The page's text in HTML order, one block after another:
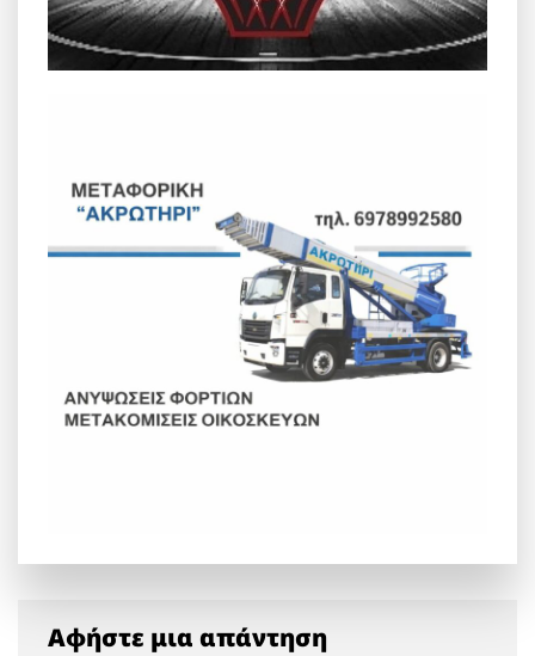
Αφήστε μια απάντηση